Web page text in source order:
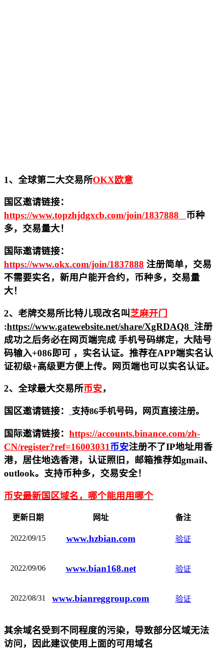
1、全球第二大交易所OKX欧意
国区邀请链接：
https://www.topzhjdgxcb.com/join/1837888 币种
多，交易量大！
国际邀请链接：
https://www.okx.com/join/1837888 注册简单，交易
不需要实名，新用户能开合约， 币种多，交易量
大！
2、老牌交易所比特儿现改名叫芝麻开门
:https://www.gatewebsite.net/share/XgRDAQ8 注册
成功之后务必在网页端完成 手机号码绑定，大陆号
码输入+086即可 ，实名认证。推荐在APP端实名认
证初级+高级更方便上传。网页端也可以实名认证。
2、全球最大交易所币安，
国区邀请链接： 支持86手机号码，网页直接注册。
国际邀请链接： https://accounts.binance.com/zh-
CN/register?ref=16003031币安注册不了IP地址用香
港，居住地选香港，认证照旧， 邮箱推荐如gmail、
outlook。支持币种多，交易安全！
币安最新国区域名，哪个能用用哪个
更新日期 网址 备注
2022/09/15 www.hzbian.com 验证
2022/09/06 www.bian168.net 验证
2022/08/31 www.bianreggroup.com 验证
其余域名受到不同程度的污染，导致部分区域无法
访问，
因此建议使用上面的可用域名